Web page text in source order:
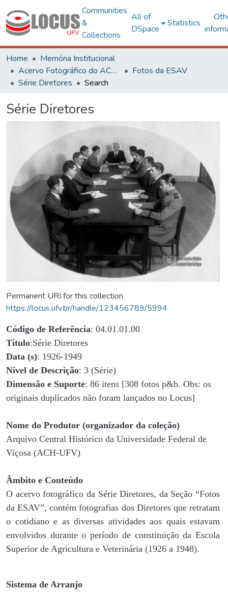
Communities
&
Collections
All of
DSpace
Statistics
Home
Memória Institucional
Acervo Fotográfico do ACH-UFV
Fotos da ESAV
Série Diretores
Search
Série Diretores
Permanent URI for this collection
https://locus.ufv.br/handle/123456789/5994
Código de Referência: 04.01.01.00
Título:Série Diretores
Data (s): 1926-1949
Nível de Descrição: 3 (Série)
Dimensão e Suporte: 86 itens [308 fotos p&b. Obs: os
originais duplicados não foram lançados no Locus]
Nome do Produtor (organizador da coleção)
Arquivo Central Histórico da Universidade Federal de
Viçosa (ACH-UFV)
Âmbito e Conteúdo
O acervo fotográfico da Série Diretores, da Seção “Fotos
da ESAV”, contém fotografias dos Diretores que retratam
o cotidiano e as diversas atividades aos quais estavam
envolvidos durante o período de constituição da Escola
Superior de Agricultura e Veterinária (1926 a 1948).
Sistema de Arranjo